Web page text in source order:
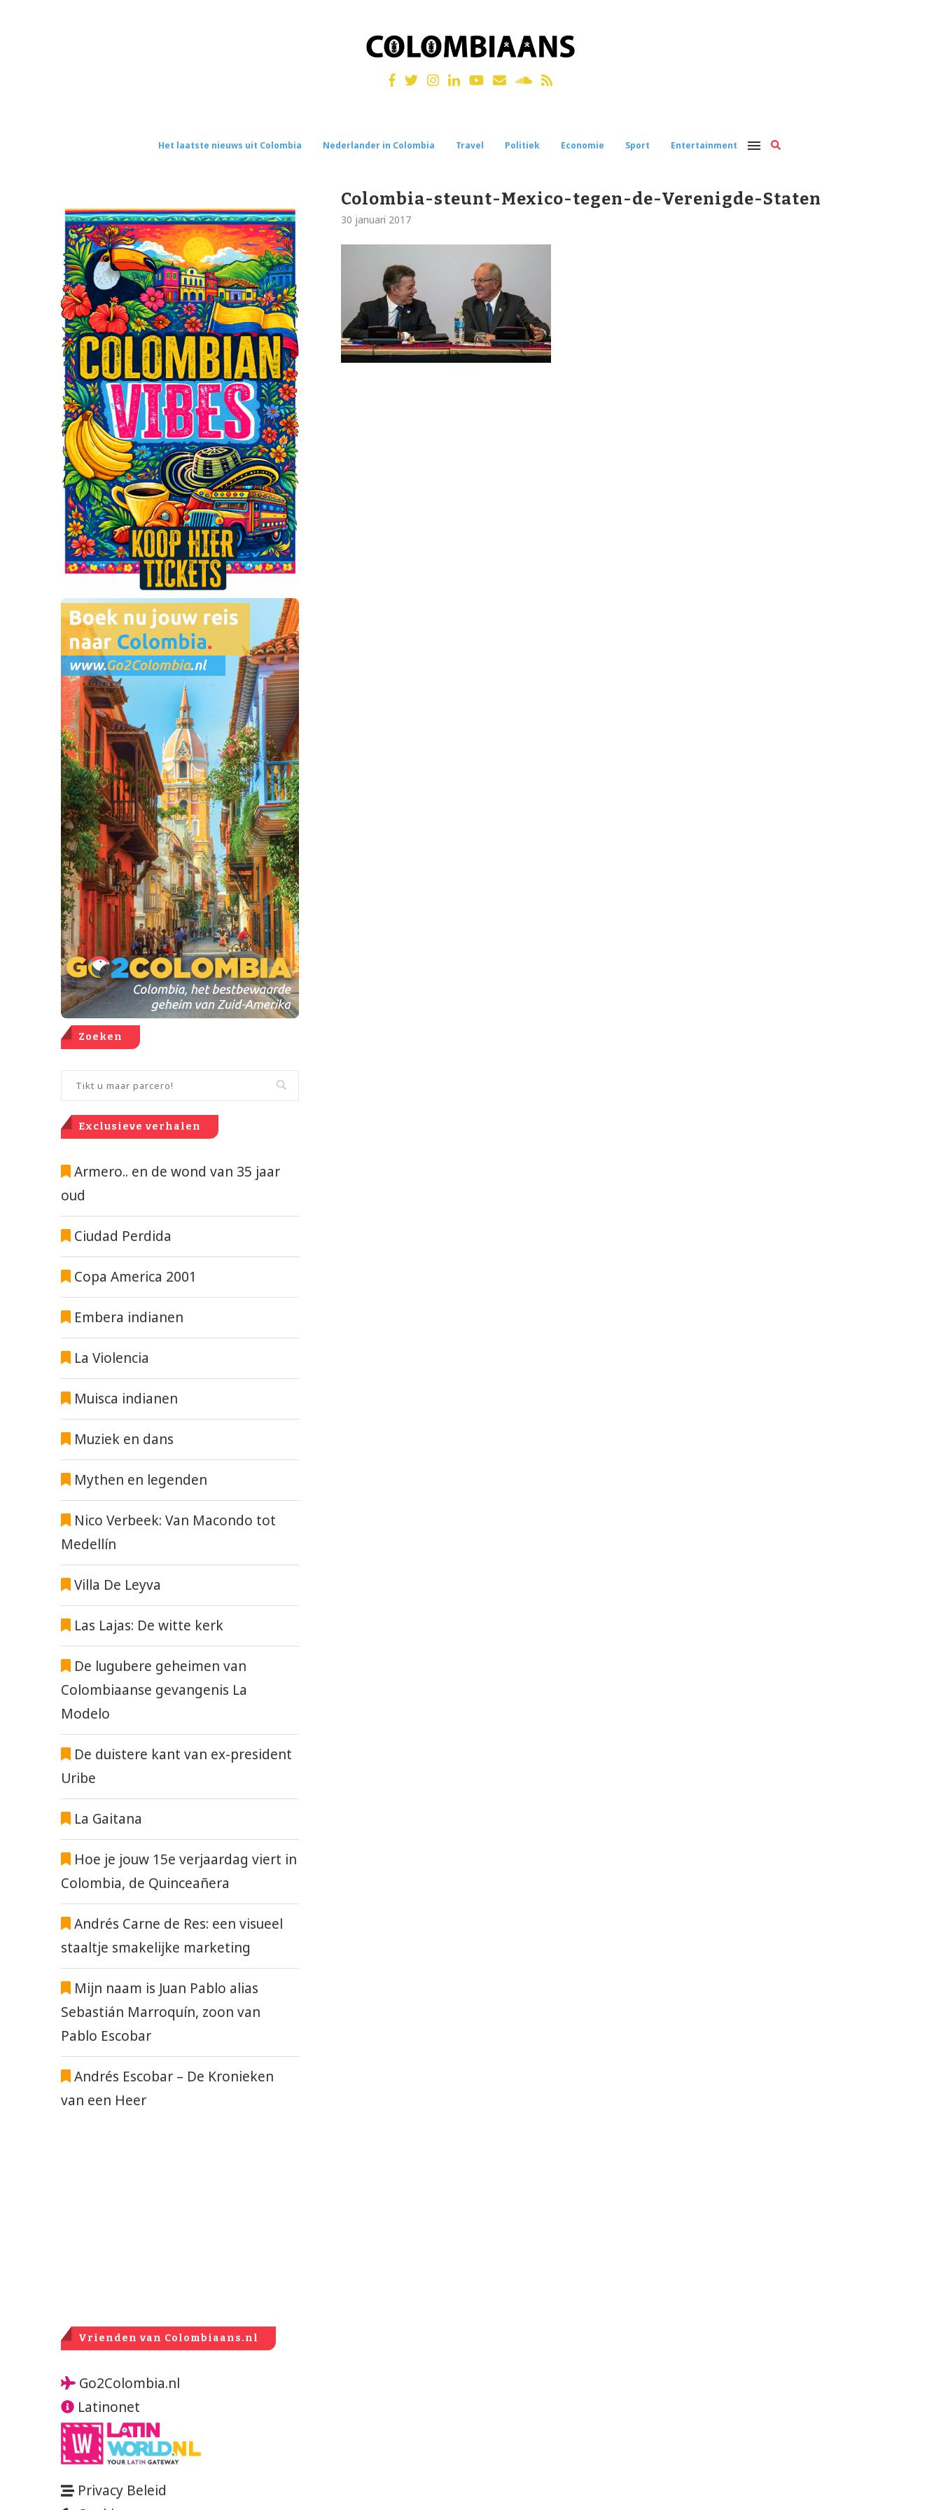
Het laatste nieuws uit Colombia Nederlander in Colombia Travel Politiek Economie Sport Entertainment
Colombia-steunt-Mexico-tegen-de-Verenigde-Staten
30 januari 2017
Zoeken
Exclusieve verhalen
Armero.. en de wond van 35 jaar
oud
Ciudad Perdida
Copa America 2001
Embera indianen
La Violencia
Muisca indianen
Muziek en dans
Mythen en legenden
Nico Verbeek: Van Macondo tot
Medellín
Villa De Leyva
Las Lajas: De witte kerk
De lugubere geheimen van
Colombiaanse gevangenis La
Modelo
De duistere kant van ex-president
Uribe
La Gaitana
Hoe je jouw 15e verjaardag viert in
Colombia, de Quinceañera
Andrés Carne de Res: een visueel
staaltje smakelijke marketing
Mijn naam is Juan Pablo alias
Sebastián Marroquín, zoon van
Pablo Escobar
Andrés Escobar – De Kronieken
van een Heer
Vrienden van Colombiaans.nl
Go2Colombia.nl
Latinonet
Privacy Beleid